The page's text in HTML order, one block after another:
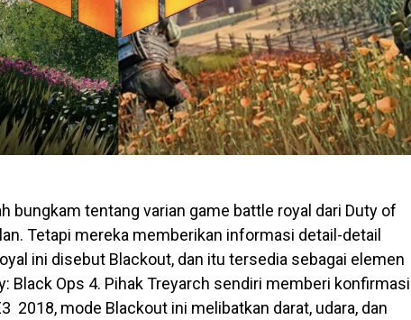
bungkam tentang varian game battle royal dari Duty of
Tetapi mereka memberikan informasi detail-detail
ini disebut Blackout, dan itu tersedia sebagai elemen
Black Ops 4. Pihak Treyarch sendiri memberi konfirmasi
2018, mode Blackout ini melibatkan darat, udara, dan